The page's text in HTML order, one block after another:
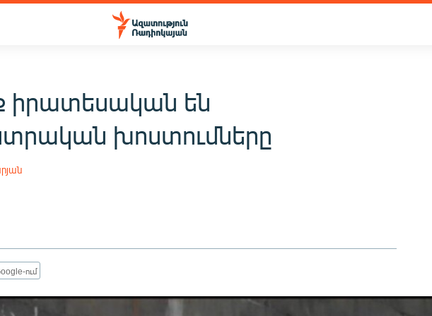
իրատեսական են
խոստումները
ում